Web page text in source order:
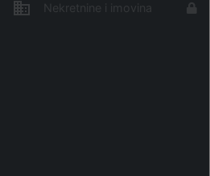
Nekretnine i imovina